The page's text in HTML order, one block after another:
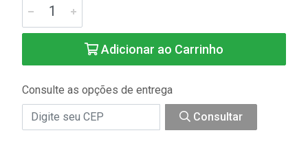
Adicionar ao Carrinho
Consulte as opções de entrega
Consultar